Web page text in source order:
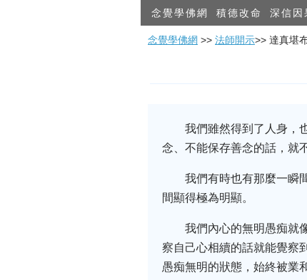
念覺學佛網 積德改命 深信因
念覺學佛網 >> 法師開示>> 達真堪
我們雖然得到了人身，
念、不能保存善念的話，就
我們有時也有那麼一瞬
間顯得極為明顯。
我們內心的無明愚痴就
察自己心相續的話就能覺察
愚痴無明的狀態，始終被業